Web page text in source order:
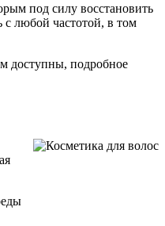
под силу восстановить
любой частотой, в том
доступны, подробное